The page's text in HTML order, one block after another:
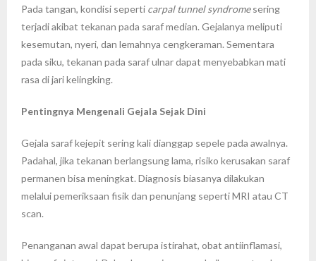
Pada tangan, kondisi seperti carpal tunnel syndromesering
terjadi akibat tekanan pada saraf median. Gejalanya meliputi
kesemutan, nyeri, dan lemahnya cengkeraman. Sementara
pada siku, tekanan pada saraf ulnar dapat menyebabkan mati
rasa di jari kelingking.
Pentingnya Mengenali Gejala Sejak Dini
Gejala saraf kejepit sering kali dianggap sepele pada awalnya.
Padahal, jika tekanan berlangsung lama, risiko kerusakan saraf
permanen bisa meningkat. Diagnosis biasanya dilakukan
melalui pemeriksaan fisik dan penunjang seperti MRI atau CT
scan.
Penanganan awal dapat berupa istirahat, obat antiinflamasi,